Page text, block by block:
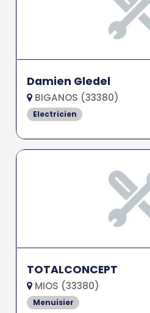
Damien Gledel
BIGANOS (33380)
Electricien
TOTALCONCEPT
MIOS (33380)
Menuisier